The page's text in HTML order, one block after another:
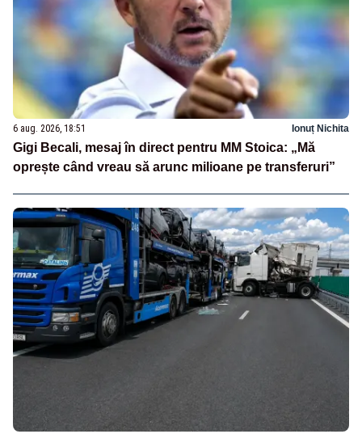
6 aug. 2026, 18:51 Ionuț Nichita
Gigi Becali, mesaj în direct pentru MM Stoica: „Mă
oprește când vreau să arunc milioane pe transferuri”